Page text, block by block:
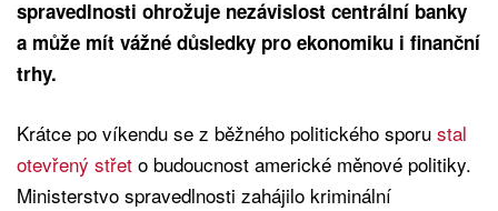
spravedlnosti ohrožuje nezávislost centrální banky
a může mít vážné důsledky pro ekonomiku i finanční
trhy.
Krátce po víkendu se z běžného politického sporu stal
otevřený střet o budoucnost americké měnové politiky.
Ministerstvo spravedlnosti zahájilo kriminální